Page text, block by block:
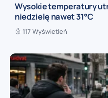
Wysokie temperatury
niedzielę nawet 31°C
117 Wyświetleń